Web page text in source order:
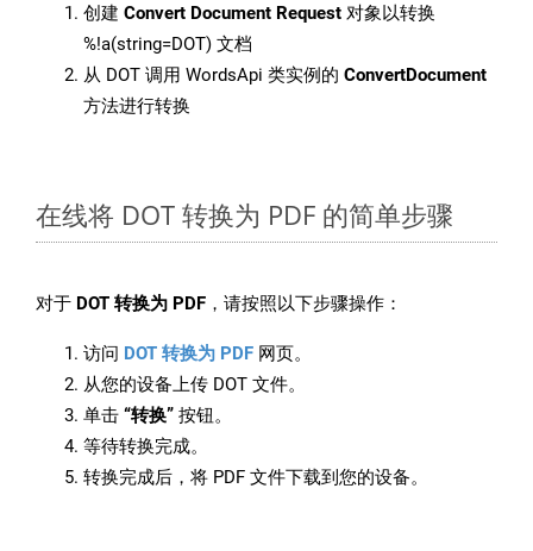
创建 Convert Document Request 对象以转换
%!a(string=DOT) 文档
从 DOT 调用 WordsApi 类实例的 ConvertDocument
方法进行转换
在线将 DOT 转换为 PDF 的简单步骤
对于 DOT 转换为 PDF ，请按照以下步骤操作：
访问 DOT 转换为 PDF 网页。
从您的设备上传 DOT 文件。
单击 “转换” 按钮。
等待转换完成。
转换完成后，将 PDF 文件下载到您的设备。